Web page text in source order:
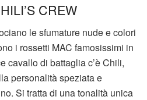
CREW
le sfumature nude e colori
i rossetti MAC famosissimi in
cavallo di battaglia c’è Chili,
personalità speziata e
Si tratta di una tonalità unica